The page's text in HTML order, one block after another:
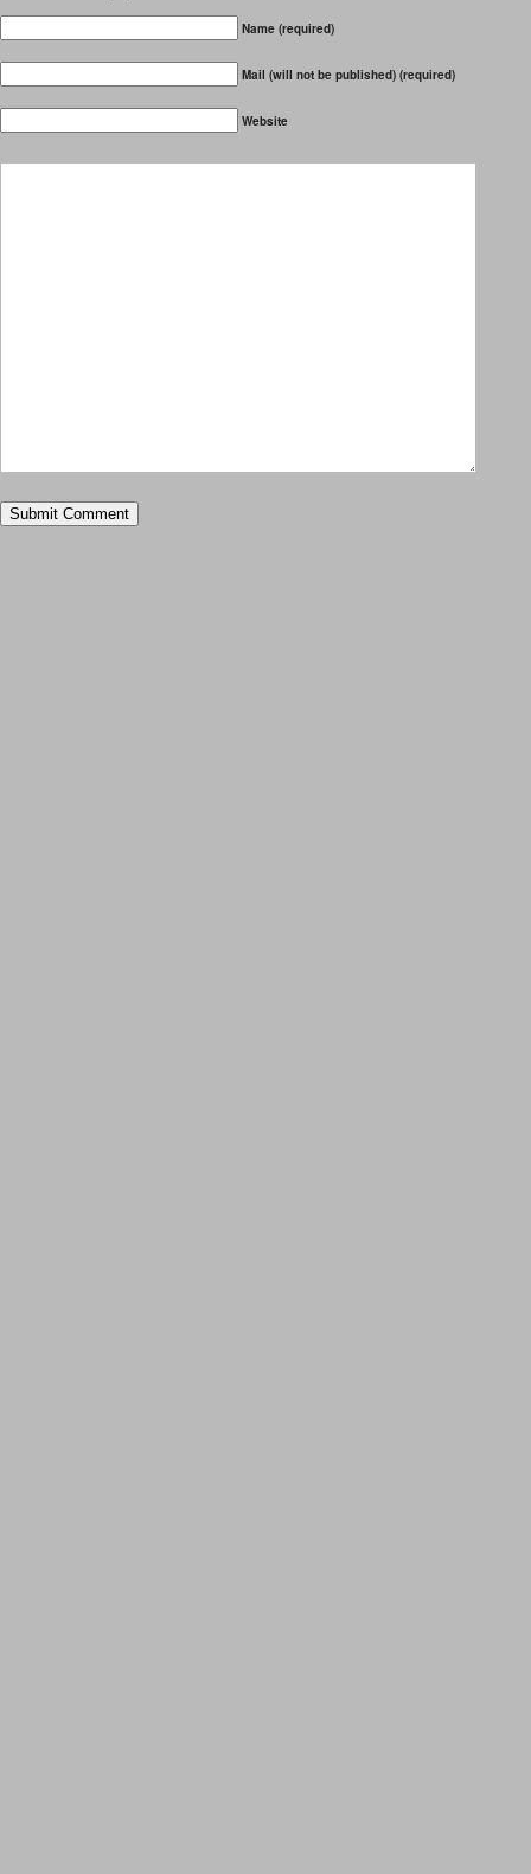
Name (required)
Mail (will not be published) (required)
Website